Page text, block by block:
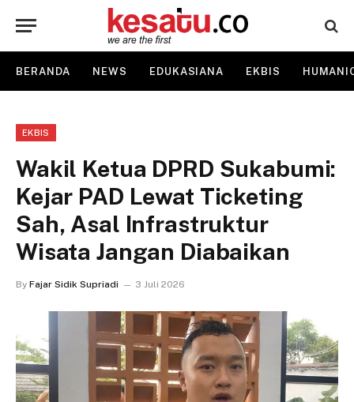
BERANDA NEWS EDUKASIANA EKBIS
EKBIS
Wakil Ketua DPRD Sukabumi:
Kejar PAD Lewat Ticketing
Sah, Asal Infrastruktur
Wisata Jangan Diabaikan
By Fajar Sidik Supriadi 3 Juli 2026